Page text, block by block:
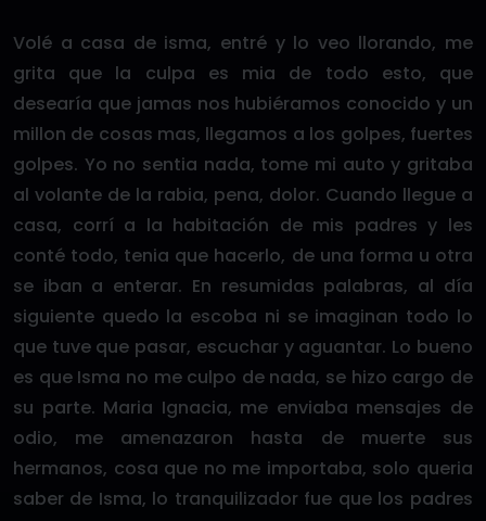
Volé a casa de isma, entré y lo veo llorando, me
grita que la culpa es mia de todo esto, que
desearía que jamas nos hubiéramos conocido y un
millon de cosas mas, llegamos a los golpes, fuertes
golpes. Yo no sentia nada, tome mi auto y gritaba
al volante de la rabia, pena, dolor. Cuando llegue a
casa, corrí a la habitación de mis padres y les
conté todo, tenia que hacerlo, de una forma u otra
se iban a enterar. En resumidas palabras, al día
siguiente quedo la escoba ni se imaginan todo lo
que tuve que pasar, escuchar y aguantar. Lo bueno
es que Isma no me culpo de nada, se hizo cargo de
su parte. Maria Ignacia, me enviaba mensajes de
odio, me amenazaron hasta de muerte sus
hermanos, cosa que no me importaba, solo queria
saber de Isma, lo tranquilizador fue que los padres